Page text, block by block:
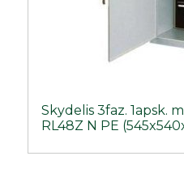
Skydelis 3faz. 1apsk.
RL48Z N PE